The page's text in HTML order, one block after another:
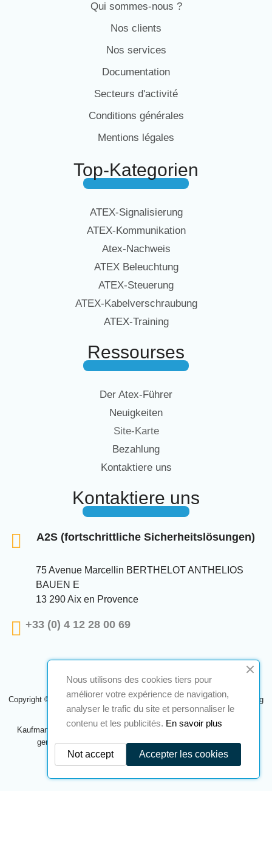
Qui sommes-nous ?
Nos clients
Nos services
Documentation
Secteurs d'activité
Conditions générales
Mentions légales
Top-Kategorien
ATEX-Signalisierung
ATEX-Kommunikation
Atex-Nachweis
ATEX Beleuchtung
ATEX-Steuerung
ATEX-Kabelverschraubung
ATEX-Training
Ressourses
Der Atex-Führer
Neuigkeiten
Site-Karte
Bezahlung
Kontaktiere uns
Kontaktiere uns
A2S (fortschrittliche Sicherheitslösungen)
75 Avenue Marcellin BERTHELOT ANTHELIOS
BAUEN E
13 290 Aix en Provence
+33 (0) 4 12 28 00 69
Copyright © 2024 A2S ATEX. Alle Rechte vorbehalten. Eine Realisierung
Navilog
Kaufmann, der von der offensichtlichen Meinung des Unternehmens
genehmigt wurde,Klicken Sie hier, um es zu überprüfen.
Nous utilisons des cookies tiers pour
améliorer votre expérience de navigation,
analyser le trafic du site et personnaliser le
contenu et les publicités. En savoir plus
Accepter les cookies
Not accept